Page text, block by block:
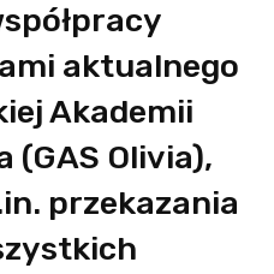
aktualnego
Akademii
(GAS Olivia),
przekazania